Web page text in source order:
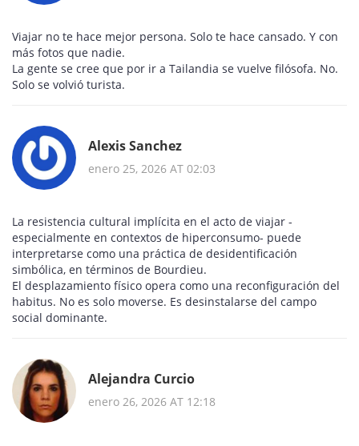
Viajar no te hace mejor persona. Solo te hace cansado. Y con
más fotos que nadie.
La gente se cree que por ir a Tailandia se vuelve filósofa. No.
Solo se volvió turista.
Alexis Sanchez
enero 25, 2026 AT 02:03
La resistencia cultural implícita en el acto de viajar -
especialmente en contextos de hiperconsumo- puede
interpretarse como una práctica de desidentificación
simbólica, en términos de Bourdieu.
El desplazamiento físico opera como una reconfiguración del
habitus. No es solo moverse. Es desinstalarse del campo
social dominante.
Alejandra Curcio
enero 26, 2026 AT 12:18